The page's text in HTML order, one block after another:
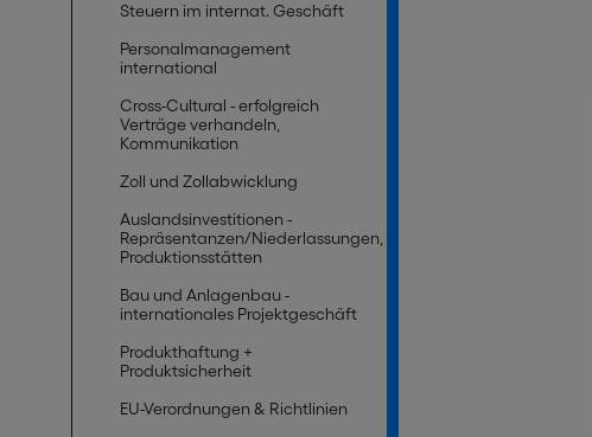
Steuern im internat. Geschäft
Personalmanagement
international
Cross-Cultural - erfolgreich
Verträge verhandeln,
Kommunikation
Zoll und Zollabwicklung
Auslandsinvestitionen -
Repräsentanzen/Niederlassungen,
Produktionsstätten
Bau und Anlagenbau -
internationales Projektgeschäft
Produkthaftung +
Produktsicherheit
EU-Verordnungen & Richtlinien